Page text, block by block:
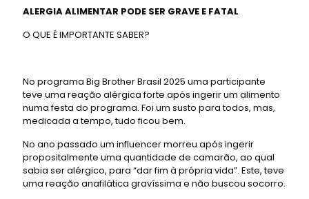
ALERGIA ALIMENTAR PODE SER GRAVE E FATAL
O QUE É IMPORTANTE SABER?
No programa Big Brother Brasil 2025 uma participante
teve uma reação alérgica forte após ingerir um alimento
numa festa do programa. Foi um susto para todos, mas,
medicada a tempo, tudo ficou bem.
No ano passado um influencer morreu após ingerir
propositalmente uma quantidade de camarão, ao qual
sabia ser alérgico, para “dar fim à própria vida”. Este, teve
uma reação anafilática gravíssima e não buscou socorro.